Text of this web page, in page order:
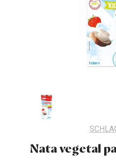
Nata vegetal